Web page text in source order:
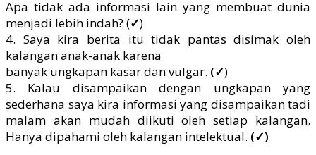
Apa tidak ada informasi lain yang membuat dunia
menjadi lebih indah? (✓)
4. Saya kira berita itu tidak pantas disimak oleh
kalangan anak-anak karena
banyak ungkapan kasar dan vulgar. (✓)
5. Kalau disampaikan dengan ungkapan yang
sederhana saya kira informasi yang disampaikan tadi
malam akan mudah diikuti oleh setiap kalangan.
Hanya dipahami oleh kalangan intelektual. (✓)